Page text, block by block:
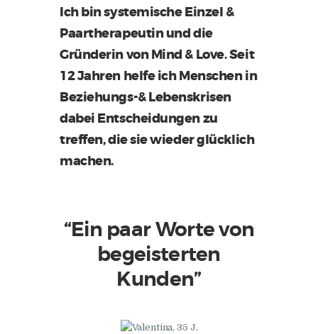
Ich bin systemische Einzel &
Paartherapeutin und die
Gründerin von Mind & Love. Seit
12 Jahren helfe ich Menschen in
Beziehungs-& Lebenskrisen
dabei Entscheidungen zu
treffen, die sie wieder glücklich
machen.
“Ein paar Worte von
begeisterten
Kunden”